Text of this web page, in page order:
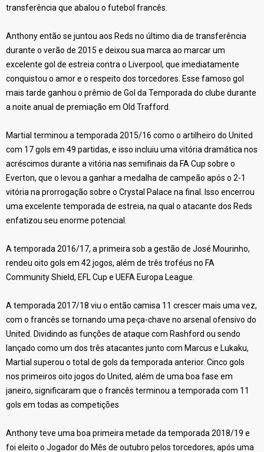
transferência que abalou o futebol francês.
Anthony então se juntou aos Reds no último dia de transferência
durante o verão de 2015 e deixou sua marca ao marcar um
excelente gol de estreia contra o Liverpool, que imediatamente
conquistou o amor e o respeito dos torcedores. Esse famoso gol
mais tarde ganhou o prêmio de Gol da Temporada do clube durante
a noite anual de premiação em Old Trafford.
Martial terminou a temporada 2015/16 como o artilheiro do United
com 17 gols em 49 partidas, e isso incluiu uma vitória dramática nos
acréscimos durante a vitória nas semifinais da FA Cup sobre o
Everton, que o levou a ganhar a medalha de campeão após o 2-1
vitória na prorrogação sobre o Crystal Palace na final. Isso encerrou
uma excelente temporada de estreia, na qual o atacante dos Reds
enfatizou seu enorme potencial.
A temporada 2016/17, a primeira sob a gestão de José Mourinho,
rendeu oito gols em 42 jogos, além de três troféus no FA
Community Shield, EFL Cup e UEFA Europa League.
A temporada 2017/18 viu o então camisa 11 crescer mais uma vez,
com o francês se tornando uma peça-chave no arsenal ofensivo do
United. Dividindo as funções de ataque com Rashford ou sendo
lançado como um dos três atacantes junto com Marcus e Lukaku,
Martial superou o total de gols da temporada anterior. Cinco gols
nos primeiros oito jogos do United, além de uma boa fase em
janeiro, significaram que o francês terminou a temporada com 11
gols em todas as competições
Anthony teve uma boa primeira metade da temporada 2018/19 e
foi eleito o Jogador do Mês de outubro pelos torcedores, após uma